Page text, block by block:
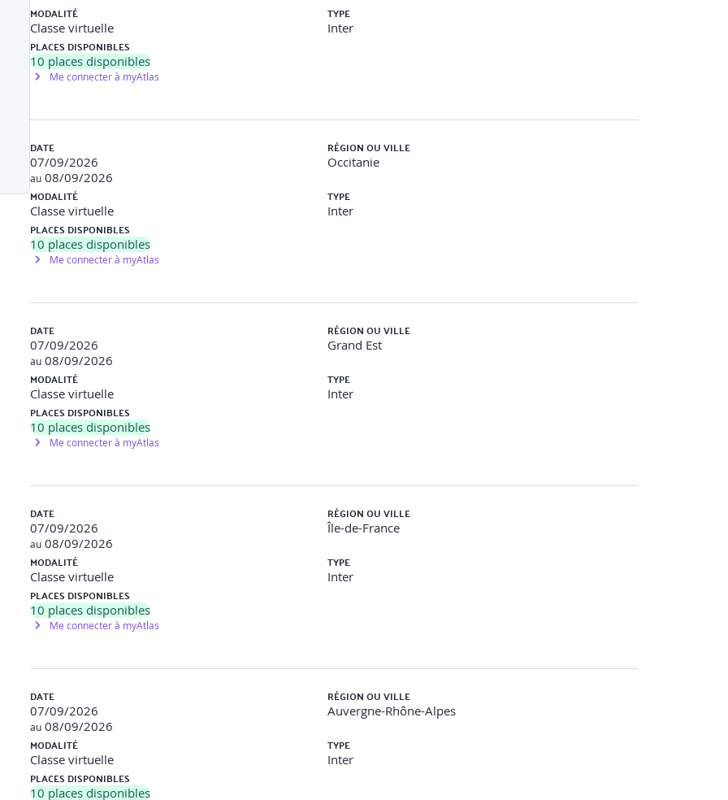
maintien dans l’emploi
tutorat
en situation de handicap
en place envers le collaborateur et l’équipe
du collaborateur en situation de handicap
et après l’arrivée du collaborateur
du handicap (Agefiph, Cap emploi, MDPH, référent handicap, …)
son management
au long de son parcours
MODALITÉ
Classe virtuelle
TYPE
Inter
PLACES DISPONIBLES
10 places disponibles
Me connecter à myAtlas
DATE
07/09/2026
au 08/09/2026
RÉGION OU VILLE
Occitanie
MODALITÉ
Classe virtuelle
TYPE
Inter
PLACES DISPONIBLES
10 places disponibles
Me connecter à myAtlas
DATE
07/09/2026
au 08/09/2026
RÉGION OU VILLE
Grand Est
MODALITÉ
Classe virtuelle
TYPE
Inter
PLACES DISPONIBLES
10 places disponibles
Me connecter à myAtlas
DATE
07/09/2026
au 08/09/2026
RÉGION OU VILLE
Île-de-France
MODALITÉ
Classe virtuelle
TYPE
Inter
PLACES DISPONIBLES
10 places disponibles
Me connecter à myAtlas
DATE
07/09/2026
au 08/09/2026
RÉGION OU VILLE
Auvergne-Rhône-Alpes
MODALITÉ
Classe virtuelle
TYPE
Inter
PLACES DISPONIBLES
10 places disponibles